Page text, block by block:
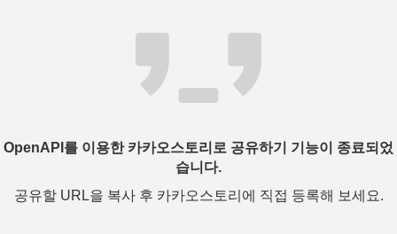
OpenAPI를 이용한 카카오스토리로 공유하기 기능이 종료되었
습니다.
공유할 URL을 복사 후 카카오스토리에 직접 등록해 보세요.